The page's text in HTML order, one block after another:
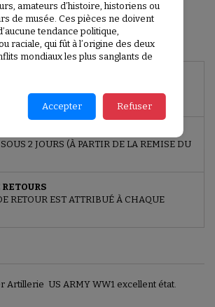
 Ajouter au panier
2 JOURS (À PARTIR DE LA REMISE DU
RETOUR EST ATTRIBUÉ À CHAQUE
Artillerie US ARMY WW1 excellent état.
amateurs d’histoire, historiens ou
de musée. Ces pièces ne doivent
tendance politique,
raciale, qui fût à l’origine des deux
mondiaux les plus sanglants de
Accepter Refuser